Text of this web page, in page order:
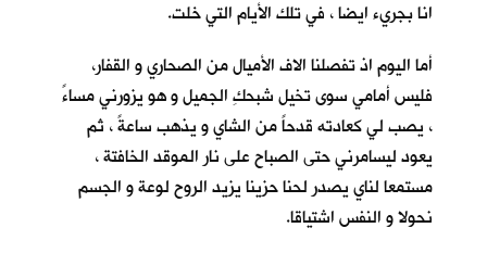
انا بجريء ايضا ، في تلك الأيام التي خلت.
أما اليوم اذ تفصلنا الاف الأميال من الصحاري و القفار،
فليس أمامي سوى تخيل شبحكِ الجميل و هو يزورني مساءً
، يصب لي كعادته قدحاً من الشاي و يذهب ساعةً ، ثم
يعود ليسامرني حتى الصباح على نار الموقد الخافتة ،
مستمعا لناي يصدر لحنا حزينا يزيد الروح لوعة و الجسم
نحولا و النفس اشتياقا.